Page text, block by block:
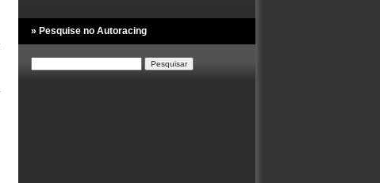
» Pesquise no Autoracing
por: